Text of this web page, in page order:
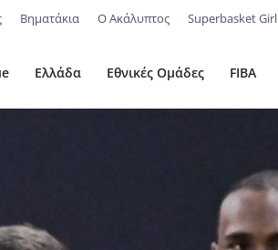
Βηματάκια Ο Ακάλυπτος Superbasket Girl
Ελλάδα Εθνικές Ομάδες FIBA